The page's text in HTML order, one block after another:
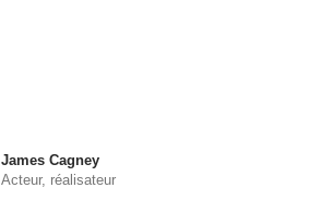
James Cagney
Acteur, réalisateur